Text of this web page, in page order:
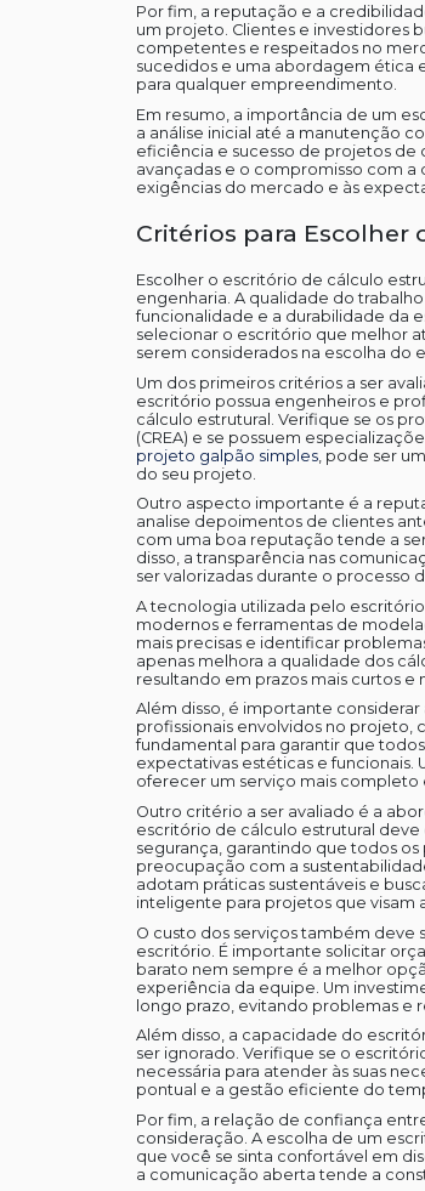
Por fim, a reputação e a
um projeto. Clientes e investidores
competentes e respeitados no
sucedidos e uma abordagem ética
para qualquer empreendimento.
Em resumo, a importância de um
a análise inicial até a manutenção
eficiência e sucesso de projetos de
avançadas e o compromisso com
exigências do mercado e às
Critérios para Escolher
Escolher o escritório de cálculo
engenharia. A qualidade do
funcionalidade e a durabilidade da
selecionar o escritório que melhor
serem considerados na escolha do
Um dos primeiros critérios a ser
escritório possua engenheiros e
cálculo estrutural. Verifique se os
(CREA) e se possuem
projeto galpão simples, pode ser
do seu projeto.
Outro aspecto importante é a
analise depoimentos de clientes
com uma boa reputação tende a
disso, a transparência nas
ser valorizadas durante o processo
A tecnologia utilizada pelo
modernos e ferramentas de
mais precisas e identificar
apenas melhora a qualidade dos
resultando em prazos mais curtos e
Além disso, é importante
profissionais envolvidos no projeto,
fundamental para garantir que
expectativas estéticas e
oferecer um serviço mais completo
Outro critério a ser avaliado é a
escritório de cálculo estrutural
segurança, garantindo que todos
preocupação com a
adotam práticas sustentáveis e
inteligente para projetos que visam
O custo dos serviços também deve
escritório. É importante solicitar
barato nem sempre é a melhor
experiência da equipe. Um
longo prazo, evitando problemas e
Além disso, a capacidade do
ser ignorado. Verifique se o
necessária para atender às suas
pontual e a gestão eficiente do
Por fim, a relação de confiança
consideração. A escolha de um
que você se sinta confortável em
a comunicação aberta tende a